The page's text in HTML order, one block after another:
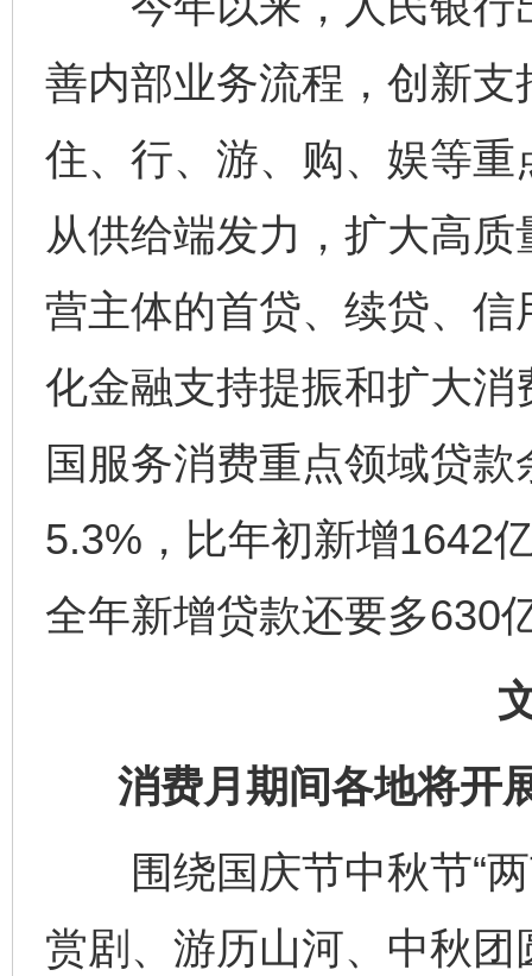
善内部业务流程，创新
住、行、游、购、娱等
从供给端发力，扩大高
营主体的首贷、续贷、
化金融支持提振和扩大
国服务消费重点领域贷
5.3%，比年初新增1642
全年新增贷款还要多630
消费月期间各地将开
围绕国庆节中秋节“两
赏剧、游历山河、中秋